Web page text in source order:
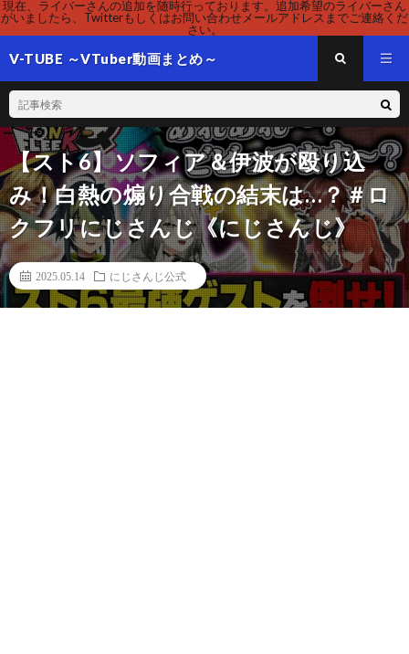
現在、ライバーさんの追加を随時行っております。追加希望のライバーさん
がいましたら、Twitterもしくはお問い合わせメールアドレスまでご連絡くだ
さい。
V-TUBE ～VTuber動画まとめ～
【スト6】ソフィア＆伊波が殴り込
み！白熱の煽り合戦の結末は…？＃ロ
クフリにじさんじ《にじさんじ》
2025.05.14 にじさんじ公式